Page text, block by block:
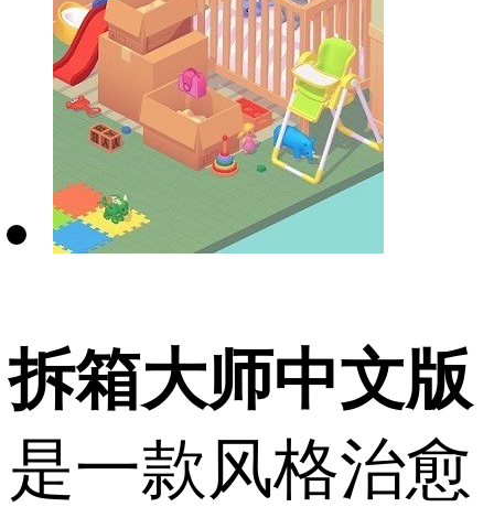
拆箱大师中文版
是一款风格治愈